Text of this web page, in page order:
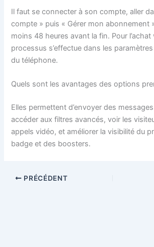
Il faut se connecter à son compte, aller
compte » puis « Gérer mon abonnement
moins 48 heures avant la fin. Pour
processus s’effectue dans les
du téléphone.
Quels sont les avantages des options
Elles permettent d’envoyer des
accéder aux filtres avancés, voir les
appels vidéo, et améliorer la visibilité du
badge et des boosters.
PRÉCÉDENT